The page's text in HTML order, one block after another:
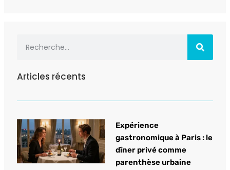
Articles récents
Expérience
gastronomique à Paris : le
dîner privé comme
parenthèse urbaine